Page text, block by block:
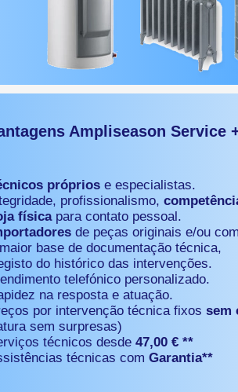
Ampliseason Service
próprios e especialistas.
profissionalismo,
física para contato pessoal.
de peças originais e/ou
base de documentação técnica,
do histórico das intervenções.
telefónico personalizado.
na resposta e atuação.
por intervenção técnica fixos sem
sem surpresas)
técnicos desde 47,00 € **
técnicas com Garantia**